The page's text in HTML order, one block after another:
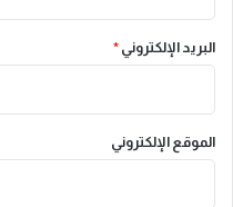
البريد الإلكتروني *
الموقع الإلكتروني